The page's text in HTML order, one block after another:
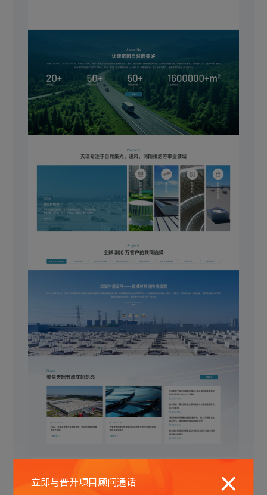
立即与普升项目顾问通话